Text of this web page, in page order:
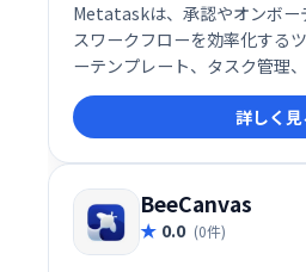
Metataskは、承認やオンボー
スワークフローを効率化する
ーテンプレート、タスク管理
ャット機能などを備え、社内
支援します。Zapier連携にも
性を保ちながら、業務効率の
ムの生産性向上に最適なソリ
詳しく見
BeeCanvas
0.0 (0件)